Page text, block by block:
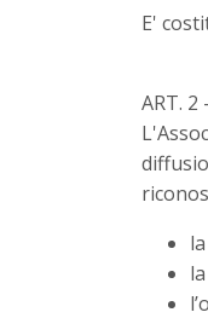
E'
ART. 2